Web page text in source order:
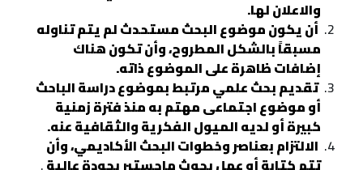
والاعلان لها.
أن يكون موضوع البحث مستحدث لم يتم تناوله
مسبقاً بالشكل المطروح، وأن تكون هناك
إضافات ظاهرة على الموضوع ذاته.
تقديم بحث علمي مرتبط بموضوع دراسة الباحث
أو موضوع اجتماعى مهتم به منذ فترة زمنية
كبيرة أو لديه الميول الفكرية والثقافية عنه.
الالتزام بعناصر وخطوات البحث الأكاديمي، وأن
تتم كتابة أو عمل بحوث ماجستير بجودة عالية.